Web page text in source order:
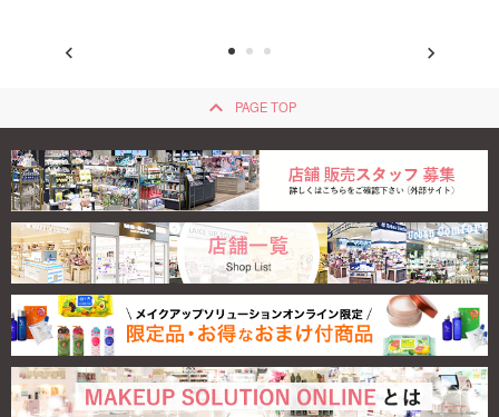
keyboard_arrow_up PAGE TOP